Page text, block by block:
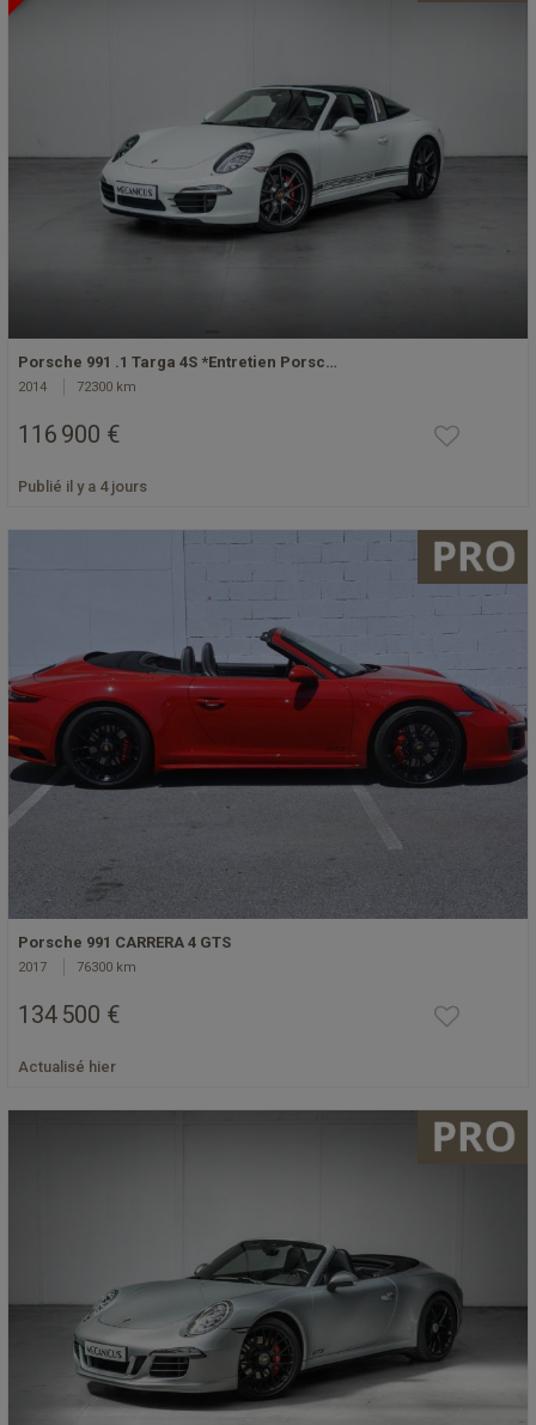
Porsche 991 .1 Targa 4S *Entretien Porsc…
2014 72300 km
116 900 €
Publié il y a 4 jours
Porsche 991 CARRERA 4 GTS
2017 76300 km
134 500 €
Actualisé hier